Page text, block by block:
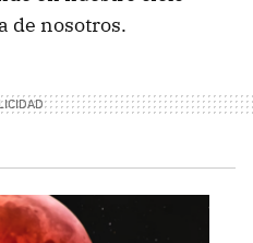
de nosotros.